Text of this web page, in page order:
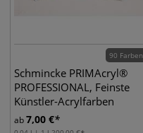
90 Farben
Schmincke PRIMAcryl®
PROFESSIONAL, Feinste
Künstler-Acrylfarben
ab7,00 €